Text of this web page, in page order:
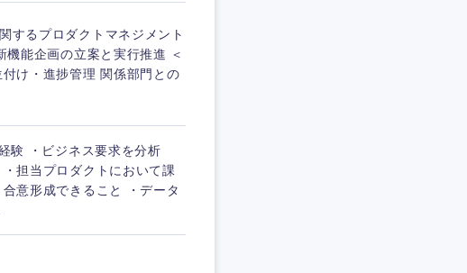
するプロダクトマネジメント
能企画の立案と実行推進 ＜
け・進捗管理 関係部門との
験 ・ビジネス要求を分析
担当プロダクトにおいて課
意形成できること ・データ